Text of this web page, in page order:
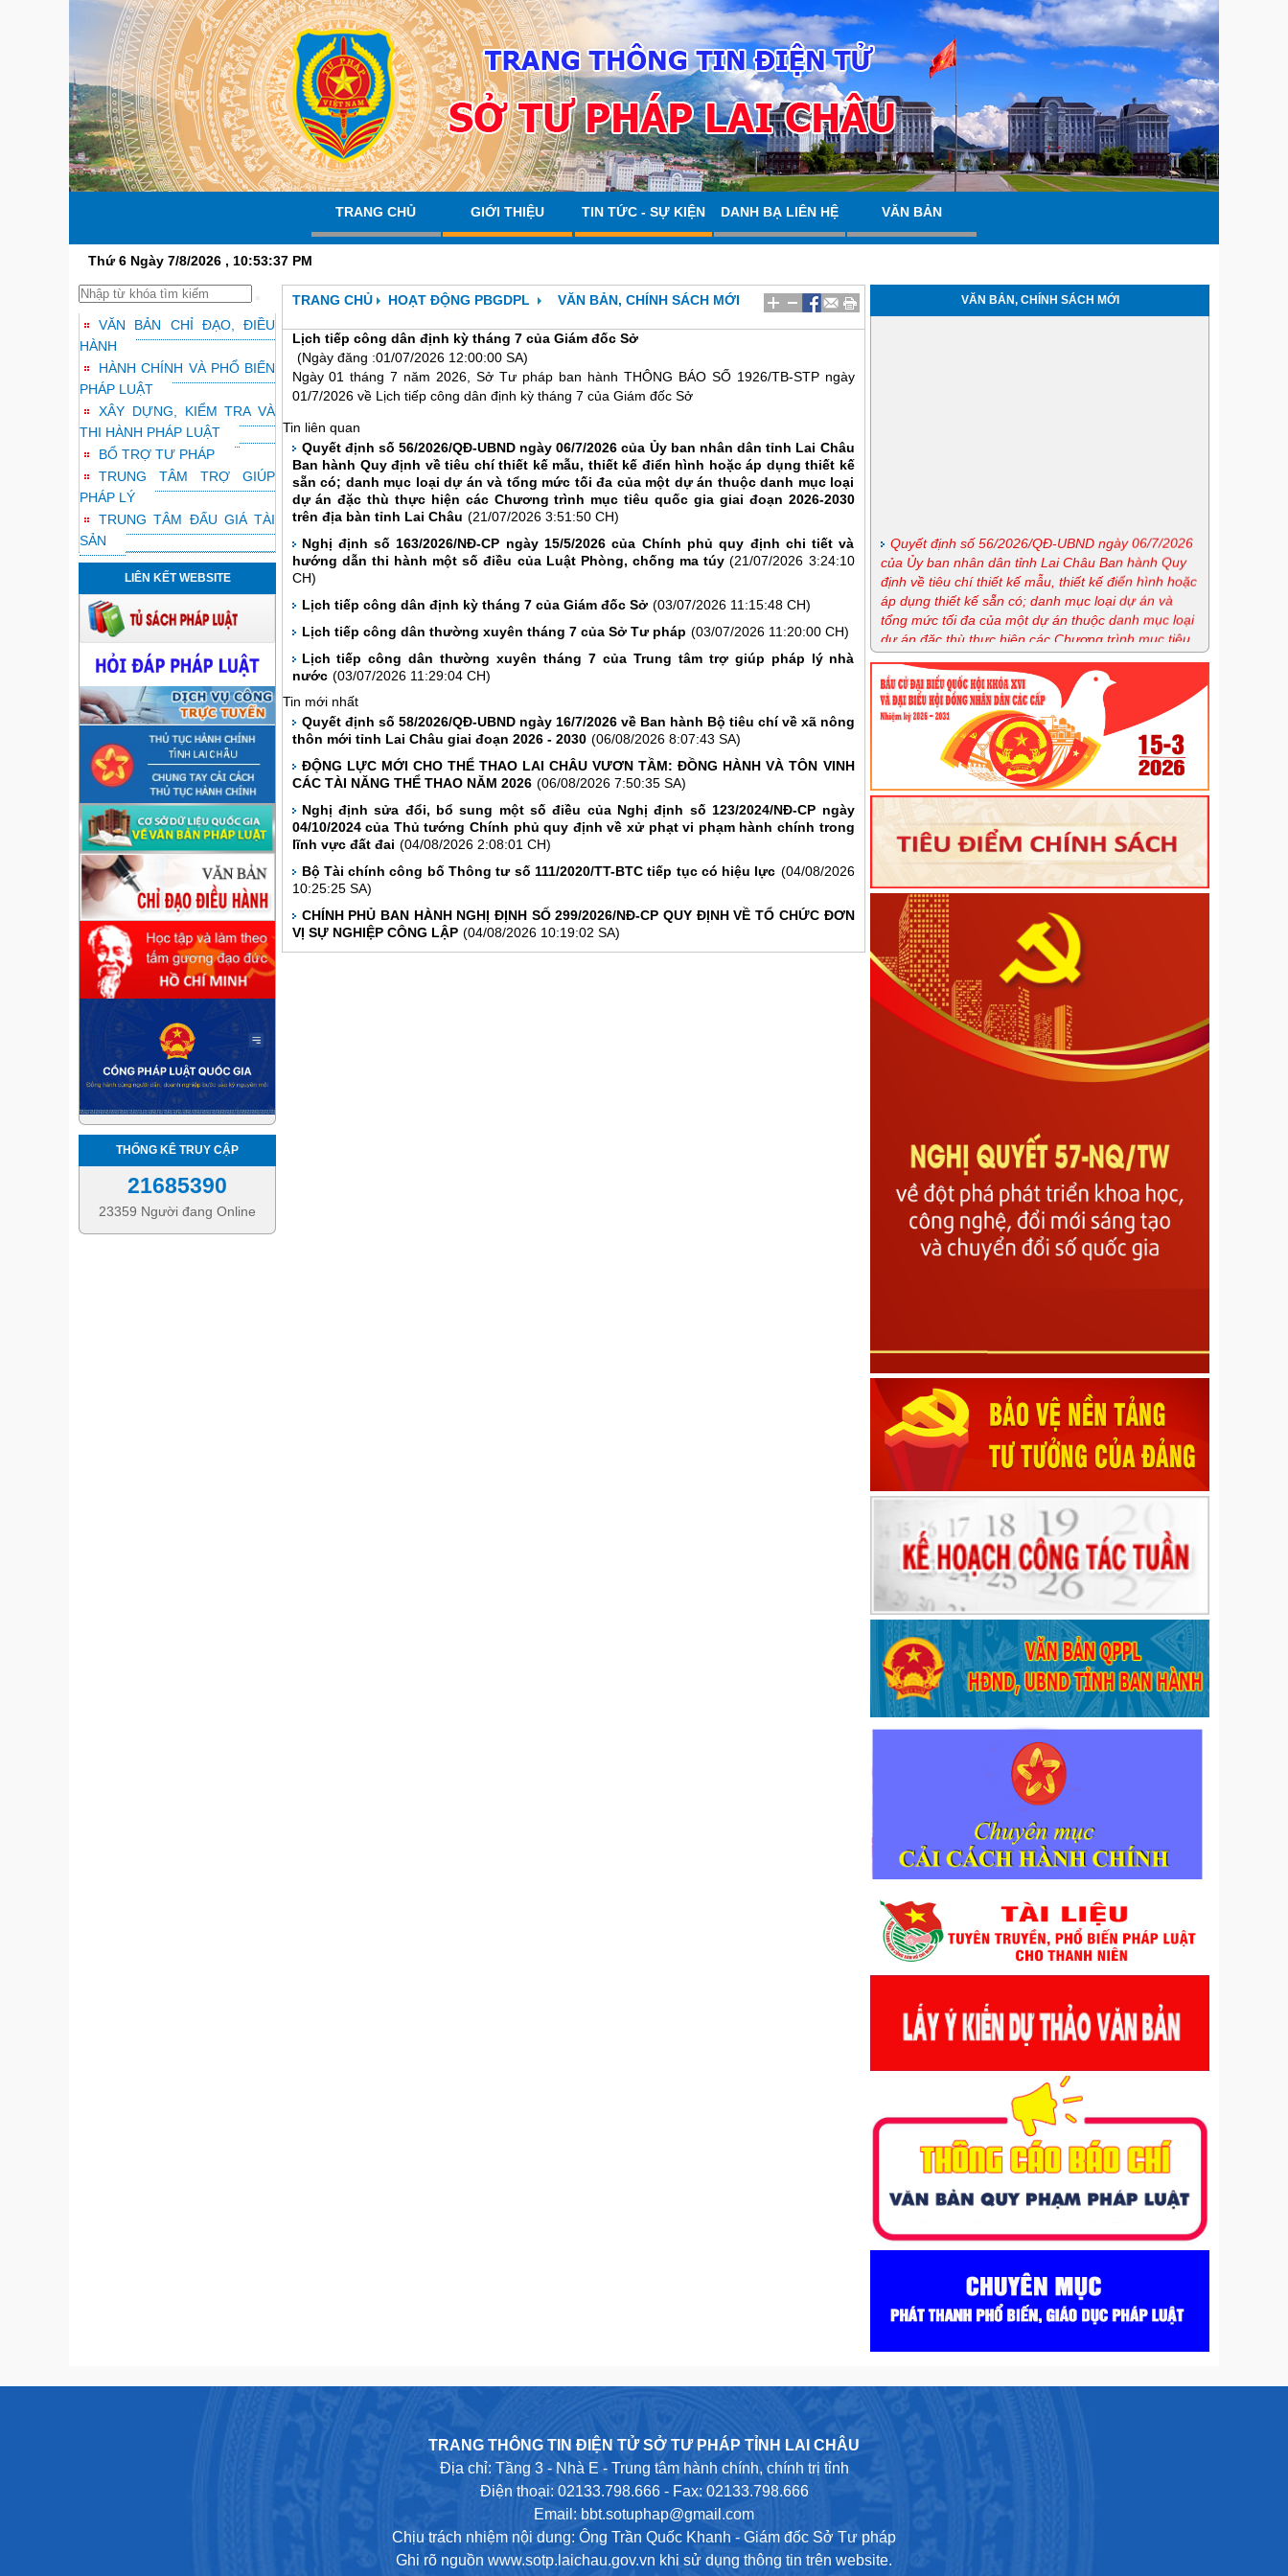
TRANG CHỦ GIỚI THIỆU TIN TỨC - SỰ KIỆN DANH BẠ LIÊN HỆ VĂN BẢN
Thứ 6 Ngày 7/8/2026 , 10:53:38 PM
VĂN BẢN CHỈ ĐẠO, ĐIỀU
HÀNH
HÀNH CHÍNH VÀ PHỔ BIẾN
PHÁP LUẬT
XÂY DỰNG, KIỂM TRA VÀ
THI HÀNH PHÁP LUẬT
BỔ TRỢ TƯ PHÁP
TRUNG TÂM TRỢ GIÚP
PHÁP LÝ
TRUNG TÂM ĐẤU GIÁ TÀI
SẢN
LIÊN KẾT WEBSITE
THỐNG KÊ TRUY CẬP
21685390
23359 Người đang Online
TRANG CHỦ HOẠT ĐỘNG PBGDPL VĂN BẢN, CHÍNH SÁCH MỚI
Lịch tiếp công dân định kỳ tháng 7 của Giám đốc Sở
(Ngày đăng :01/07/2026 12:00:00 SA)
Ngày 01 tháng 7 năm 2026, Sở Tư pháp ban hành THÔNG BÁO SỐ 1926/TB-STPngày
01/7/2026 về Lịch tiếp công dân định kỳ tháng 7 của Giám đốc Sở
Tin liên quan
Quyết định số 56/2026/QĐ-UBND ngày 06/7/2026 của Ủy ban nhân dân tỉnh Lai Châu
Ban hành Quy định về tiêu chí thiết kế mẫu, thiết kế điển hình hoặc áp dụng thiết kế
sẵn có; danh mục loại dự án và tổng mức tối đa của một dự án thuộc danh mục loại
dự án đặc thù thực hiện các Chương trình mục tiêu quốc gia giai đoạn 2026-2030
trên địa bàn tỉnh Lai Châu (21/07/2026 3:51:50 CH)
Nghị định số 163/2026/NĐ-CP ngày 15/5/2026 của Chính phủ quy định chi tiết và
hướng dẫn thi hành một số điều của Luật Phòng, chống ma túy (21/07/2026 3:24:10
CH)
Lịch tiếp công dân định kỳ tháng 7 của Giám đốc Sở (03/07/2026 11:15:48 CH)
Lịch tiếp công dân thường xuyên tháng 7 của Sở Tư pháp (03/07/2026 11:20:00 CH)
Lịch tiếp công dân thường xuyên tháng 7 của Trung tâm trợ giúp pháp lý nhà
nước (03/07/2026 11:29:04 CH)
Tin mới nhất
Quyết định số 58/2026/QĐ-UBND ngày 16/7/2026 về Ban hành Bộ tiêu chí về xã nông
thôn mới tỉnh Lai Châu giai đoạn 2026 - 2030 (06/08/2026 8:07:43 SA)
ĐỘNG LỰC MỚI CHO THỂ THAO LAI CHÂU VƯƠN TẦM: ĐỒNG HÀNH VÀ TÔN VINH
CÁC TÀI NĂNG THỂ THAO NĂM 2026 (06/08/2026 7:50:35 SA)
Nghị định sửa đổi, bổ sung một số điều của Nghị định số 123/2024/NĐ-CP ngày
04/10/2024 của Thủ tướng Chính phủ quy định về xử phạt vi phạm hành chính trong
lĩnh vực đất đai (04/08/2026 2:08:01 CH)
Bộ Tài chính công bố Thông tư số 111/2020/TT-BTC tiếp tục có hiệu lực (04/08/2026
10:25:25 SA)
CHÍNH PHỦ BAN HÀNH NGHỊ ĐỊNH SỐ 299/2026/NĐ-CP QUY ĐỊNH VỀ TỔ CHỨC ĐƠN
VỊ SỰ NGHIỆP CÔNG LẬP (04/08/2026 10:19:02 SA)
VĂN BẢN, CHÍNH SÁCH MỚI
của Ủy ban nhân dân tỉnh Lai Châu Ban hành Quy
định về tiêu chí thiết kế mẫu, thiết kế điển hình hoặc
áp dụng thiết kế sẵn có; danh mục loại dự án và
tổng mức tối đa của một dự án thuộc danh mục loại
dự án đặc thù thực hiện các Chương trình mục tiêu
Châu
Nghị định số 163/2026/NĐ-CP ngày 15/5/2026 của
Chính phủ quy định chi tiết và hướng dẫn thi hành
một số điều của Luật Phòng, chống ma túy
Lịch tiếp công dân định kỳ tháng 7 của Giám đốc
Lịch tiếp công dân thường xuyên tháng 7 của Sở
Tư pháp
Lịch tiếp công dân thường xuyên tháng 7 của
Trung tâm trợ giúp pháp lý nhà nước
Quyế định 44/2026/QĐ-UBND ngày 20/6/2026
Quy định trình tự, thủ tục hành chính về đất đai trên
địa bàn tỉnh Lai Châu
Kế hoạch Tổ chức các hoạt động hưởng ứng Ngày
Dân số Thế giới năm 2026
Nghị Quyết về Quy định một số nội dung và mức
chi quản lý, thực hiện chương trình và nhiệm vụ, hỗ
trợ hoạt động khoa học, công nghệ và đổi mới sáng
tạo có sử dụng ngân sách nhà nước thuộc phạm vi
quản lý của tỉnh Lai Châu
Nghị quyết Quy định mức thu, miễn, giảm, thu,
nộp, quản lý và sử dụng các khoản phí, lệ phí thuộc
kiện bảo đảm hoạt động của Hội đồng nhân dân các
cấp tỉnh Lai Châu
Nghị quyết về Bãi bỏ Nghị quyết số 07/2017/NQ-
HĐND ngày 14/7/2017 của Hội đồng nhân dân tỉnh
quy định mức trích từ các khoản thu hồi phát hiện
qua công tác thanh tra đã thực nộp vào ngân sách
nhà nước trên địa bàn tỉnh Lai Châu
tháng 9 năm 2024 của Hội đồng nhân dân tỉnh Lai
Châu
Nghị quyết về Sửa đổi, bổ sung một số điều của
Quy định mức chi tập huấn, bồi dưỡng giáo viên và
cán bộ quản lý cơ sở giáo dục để thực hiện chương
trình mới, sách giáo khoa mới giáo dục phổ thông
trên địa bàn tỉnh ban hành kèm theo Nghị quyết số
39/2022/NQ-HĐND ngày 20 tháng 9 năm 2022 của
Hội đồng nhân dân tỉnh; sửa đổi, bổ sung một số
điều của Nghị quyết số 82/2024/NQ-HĐND ngày 09
tháng 12 năm 2024 của Hội đồng nhân dân tỉnh quy
định mức chi đón tiếp, thăm hỏi, chúc mừng đối với
một số đối tượng do Ủy ban Mặt trận Tổ quốc Việt
Nam các cấp trên địa bàn tỉnh thực hiện
Nghị quyết về Quy định về mức thu và quản lý, sử
dụng kinh phí đóng góp của tổ chức, cá nhân khai
thác khoáng sản trên địa bàn tỉnh Lai Châu
Nghị định số 189/2026/NĐ-CP ngày 28/5/2026 của
Chính phủ về quy định về phát hành, phổ biến phim
phục vụ nhiệm vụ chính trị
TRANG THÔNG TIN ĐIỆN TỬ SỞ TƯ PHÁP TỈNH LAI CHÂU
Địa chỉ: Tầng 3 - Nhà E - Trung tâm hành chính, chính trị tỉnh
Điện thoại: 02133.798.666 - Fax: 02133.798.666
Email: bbt.sotuphap@gmail.com
Chịu trách nhiệm nội dung: Ông Trần Quốc Khanh - Giám đốc Sở Tư pháp
Ghi rõ nguồn www.sotp.laichau.gov.vn khi sử dụng thông tin trên website.